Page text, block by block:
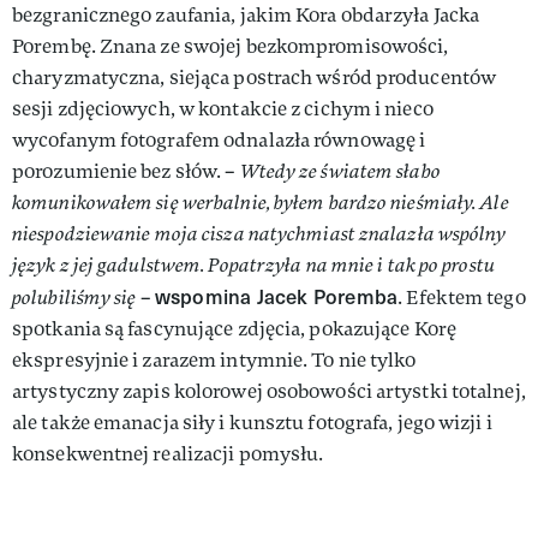
bezgranicznego zaufania, jakim Kora obdarzyła Jacka
Porembę. Znana ze swojej bezkompromisowości,
charyzmatyczna, siejąca postrach wśród producentów
sesji zdjęciowych, w kontakcie z cichym i nieco
wycofanym fotografem odnalazła równowagę i
porozumienie bez słów. – Wtedy ze światem słabo
komunikowałem się werbalnie, byłem bardzo nieśmiały. Ale
niespodziewanie moja cisza natychmiast znalazła wspólny
język z jej gadulstwem. Popatrzyła na mnie i tak po prostu
polubiliśmy się–wspomina Jacek Poremba. Efektem tego
spotkania są fascynujące zdjęcia, pokazujące Korę
ekspresyjnie i zarazem intymnie. To nie tylko
artystyczny zapis kolorowej osobowości artystki totalnej,
ale także emanacja siły i kunsztu fotografa, jego wizji i
konsekwentnej realizacji pomysłu.